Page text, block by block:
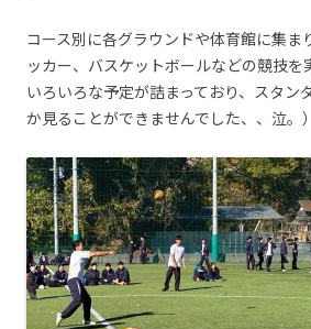
コース別に各グラウンドや体育館に集ま
ッカー、バスケットボールなどの競技
いろいろな予定が詰まっており、スタン
か見ることができませんでした、、泣。）